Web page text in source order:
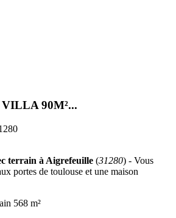
90M²...
terrain à Aigrefeuille (31280) - Vous
portes de toulouse et une maison
568 m²